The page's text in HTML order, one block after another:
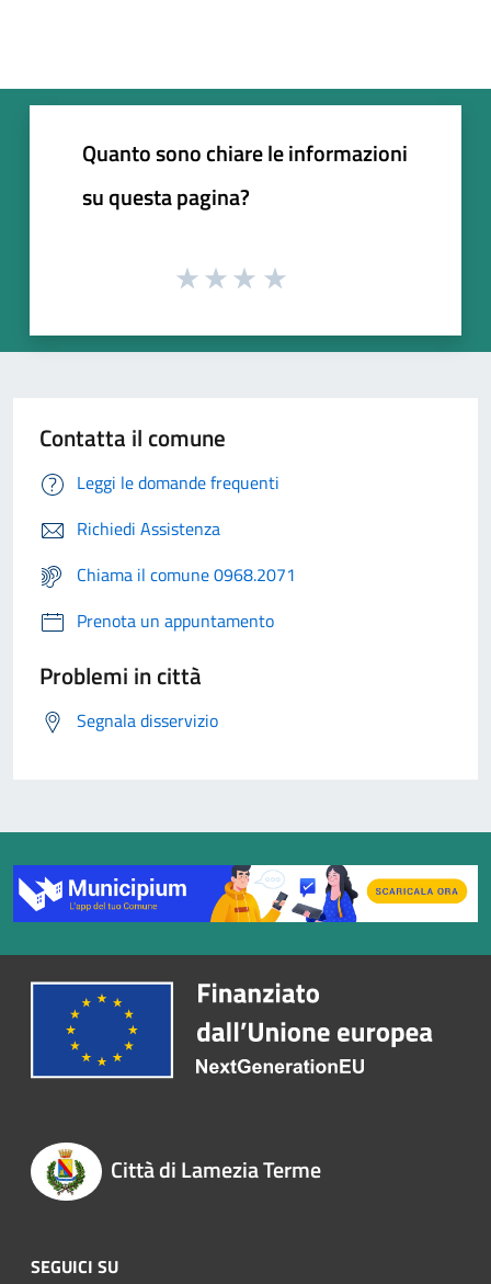
Quanto sono chiare le informazioni
su questa pagina?
Contatta il comune
Leggi le domande frequenti
Richiedi Assistenza
Chiama il comune 0968.2071
Prenota un appuntamento
Problemi in città
Segnala disservizio
Città di Lamezia Terme
SEGUICI SU